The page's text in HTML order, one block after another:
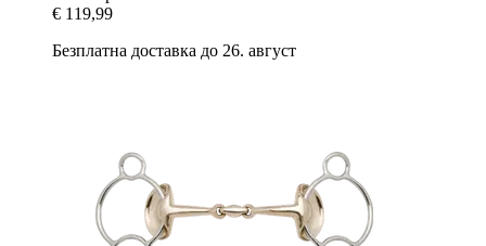
€ 119,99
Безплатна доставка до 26. август